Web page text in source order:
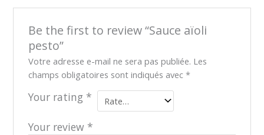
Be the first to review “Sauce aïoli
pesto”
Votre adresse e-mail ne sera pas publiée. Les
champs obligatoires sont indiqués avec *
Your rating *
Your review *